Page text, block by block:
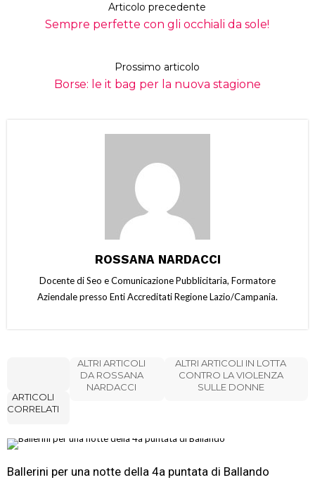
Articolo precedente
Sempre perfette con gli occhiali da sole!
Prossimo articolo
Borse: le it bag per la nuova stagione
ROSSANA NARDACCI
Docente di Seo e Comunicazione Pubblicitaria, Formatore
Aziendale presso Enti Accreditati Regione Lazio/Campania.
ARTICOLI
CORRELATI
ALTRI ARTICOLI
DA ROSSANA
NARDACCI
ALTRI ARTICOLI IN LOTTA
CONTRO LA VIOLENZA
SULLE DONNE
Ballerini per una notte della 4a puntata di Ballando